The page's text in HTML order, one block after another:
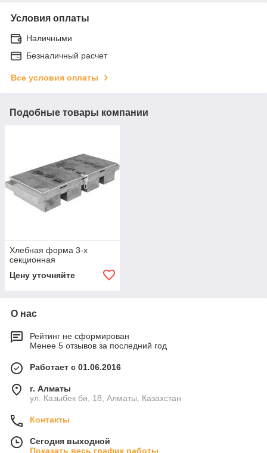
Условия оплаты
Наличными
Безналичный расчет
Все условия оплаты
Подобные товары компании
Хлебная форма 3-х
секционная
Цену уточняйте
О нас
Рейтинг не сформирован
Менее 5 отзывов за последний год
Работает с 01.06.2016
г. Алматы
ул. Казыбек би, 18, Алматы, Казахстан
Контакты
Сегодня выходной
Показать весь график работы